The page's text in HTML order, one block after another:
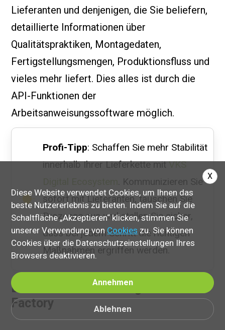
Lieferanten und denjenigen, die Sie beliefern,
detaillierte Informationen über
Qualitätspraktiken, Montagedaten,
Fertigstellungsmengen, Produktionsfluss und
vieles mehr liefert. Dies alles ist durch die
API-Funktionen der
Arbeitsanweisungssoftware möglich.
Profi-Tipp: Schaffen Sie mehr Stabilität
innerhalb Ihrer Lieferkette mitVKS
. Kommunizieren Sie
sofort mit Lieferanten, tauschen Sie
Prozesse aus und stellen Sie sicher,
dass bei jedem Schritt die richtigen
Maßnahmen ergriffen werden.
Dies ist nur der Anfang Ihrer Smart
Factory
Diese Website verwendet Cookies, um Ihnen das
beste Nutzererlebnis zu bieten. Indem Sie auf die
Schaltfläche „Akzeptieren“ klicken, stimmen Sie
unserer Verwendung vonCookies zu. Sie können
Cookies über die Datenschutzeinstellungen Ihres
Browsers deaktivieren.
Annehmen
Ablehnen
X